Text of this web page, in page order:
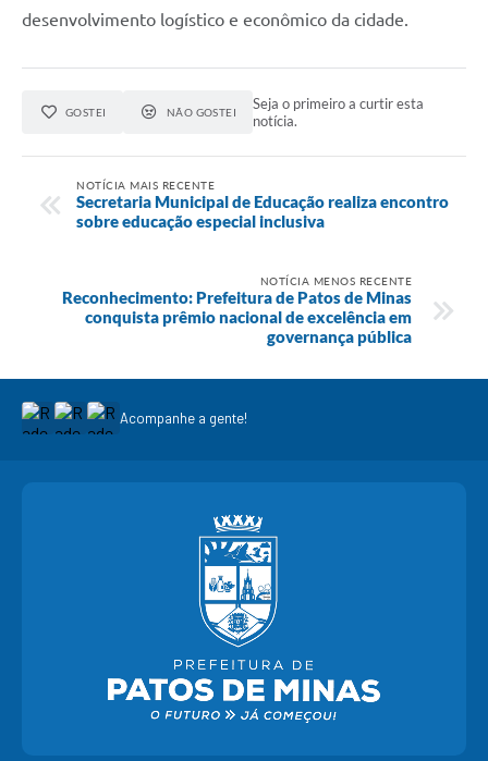
desenvolvimento logístico e econômico da cidade.
GOSTEI NÃO GOSTEI
Seja o primeiro a curtir esta
notícia.
NOTÍCIA MAIS RECENTE
Secretaria Municipal de Educação realiza encontro
sobre educação especial inclusiva
NOTÍCIA MENOS RECENTE
Reconhecimento: Prefeitura de Patos de Minas
conquista prêmio nacional de excelência em
governança pública
Acompanhe a gente!